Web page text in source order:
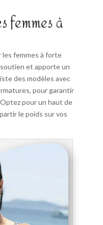
femmes à
les femmes à forte
et apporte un
des modèles avec
pour garantir
pour un haut de
le poids sur vos